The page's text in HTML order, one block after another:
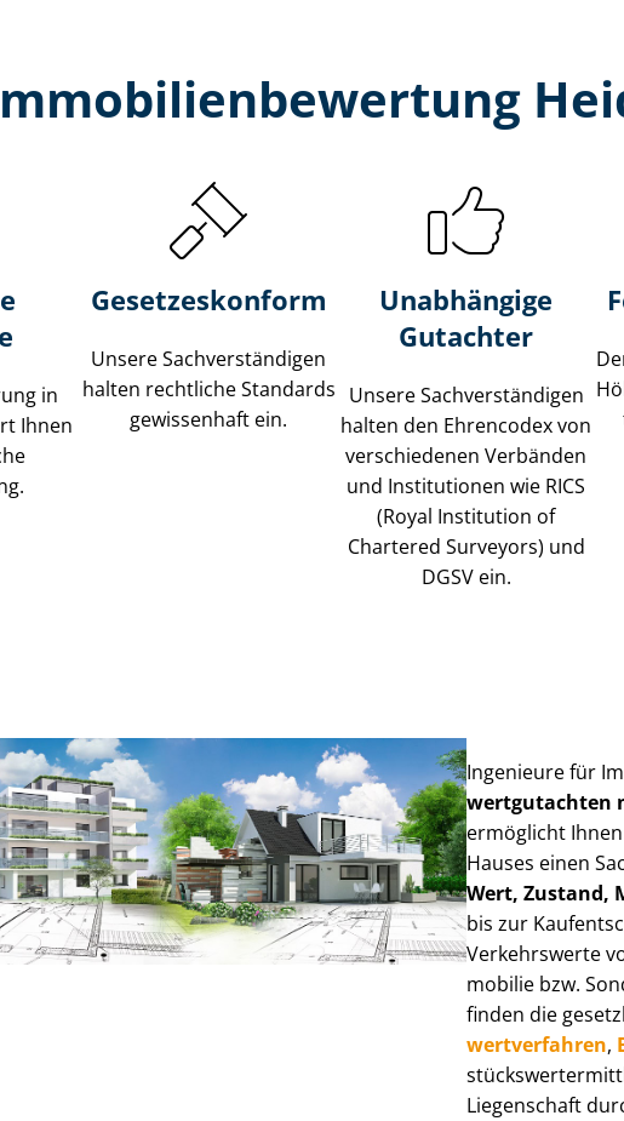
in
Ihnen
Gesetzes­konform
Unsere Sach­ver­stän­di­gen
halten rechtliche Standards
gewissenhaft ein.
Unabhängige
Gutachter
Unsere Sach­ver­stän­di­gen
halten den Ehrencodex von
verschiedenen Verbänden
und Institutionen wie RICS
(Royal Institution of
Chartered Surveyors) und
DGSV ein.
Ingenieure für
wert­gut­ach­ten
ermöglicht
Hauses einen
Wert, Zustand,
bis zur
Verkehrswerte
mo­bi­lie bzw.
finden die
wert­ver­fah­ren,
Liegenschaft